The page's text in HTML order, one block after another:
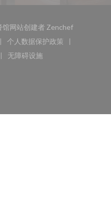
网站创建者 Zenchef((在新窗口
窗口中打开))
个人数据保护政策
((在新窗口中打开))
口中打开))
无障碍设施
((在新窗口中打开))